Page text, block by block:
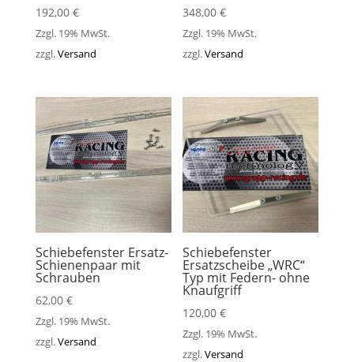
192,00 €
Zzgl. 19% MwSt.
zzgl.Versand
348,00€
Zzgl. 19% MwSt.
zzgl.Versand
Schiebefenster Ersatz-
Schienenpaar mit
Schrauben
62,00 €
Zzgl. 19% MwSt.
zzgl.Versand
Schiebefenster
Ersatzscheibe „WRC“
Typ mit Federn- ohne
Knaufgriff
120,00€
Zzgl. 19% MwSt.
zzgl.Versand